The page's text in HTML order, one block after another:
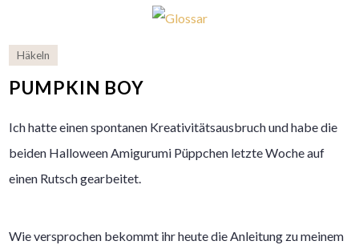
Häkeln
PUMPKIN BOY
Ich hatte einen spontanen Kreativitätsausbruch und habe die
beiden Halloween Amigurumi Püppchen letzte Woche auf
einen Rutsch gearbeitet.
Wie versprochen bekommt ihr heute die Anleitung zu meinem